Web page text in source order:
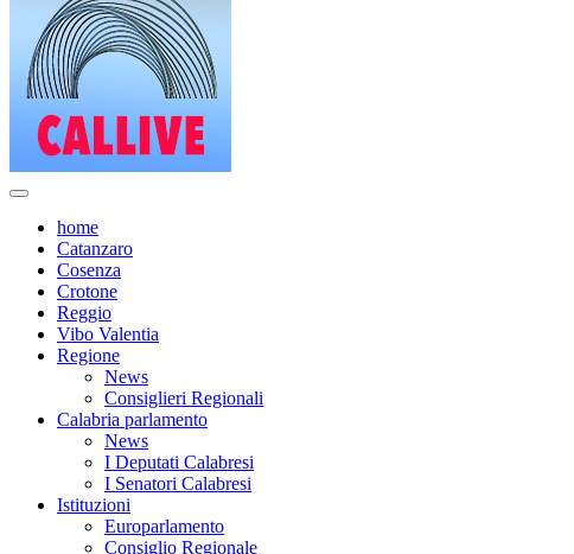
home
Catanzaro
Cosenza
Crotone
Reggio
Vibo Valentia
Regione
News
Consiglieri Regionali
Calabria parlamento
News
I Deputati Calabresi
I Senatori Calabresi
Istituzioni
Europarlamento
Consiglio Regionale